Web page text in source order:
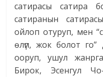
сатирасы сатира
сатиранын
ойлоп отуруп, мен
өлүп, жок болот
ооруп, ушул
Бирок, Эсенгул